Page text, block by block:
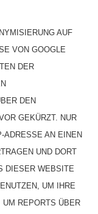
AUF
VON GOOGLE
DER
DEN
GEKÜRZT. NUR
ADRESSE AN EINEN
UND DORT
DIESER WEBSITE
UM IHRE
UM REPORTS ÜBER